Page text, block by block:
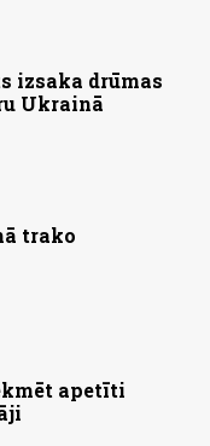
izsaka drūmas
Ukrainā
trako
apetīti